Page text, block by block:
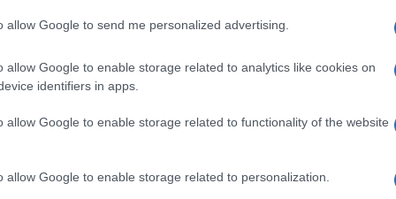
allow Google to send me personalized advertising.
allow Google to enable storage related to analytics like cookies on
identifiers in apps.
allow Google to enable storage related to functionality of the website
allow Google to enable storage related to personalization.
relacionados con metales han sido temas
de refugio ante
nuevos partícipes, especialmente aquellos
muestran rendimientos competitivos. Para el
en cada vehículo antes de decidir entrada o salida.